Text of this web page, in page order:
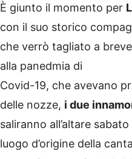
È giunto il momento per
con il suo storico
che verrò tagliato a
alla panedmia di
Covid-19, che avevano
delle nozze, i due
saliranno all’altare
luogo d’origine della